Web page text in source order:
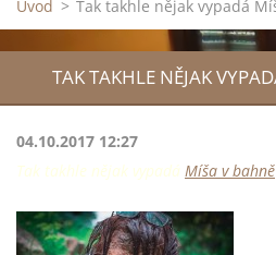
Úvod > Tak takhle nějak vypadá
TAK TAKHLE NĚJAK
04.10.2017 12:27
Tak takhle nějak vypadá Míša v bahně